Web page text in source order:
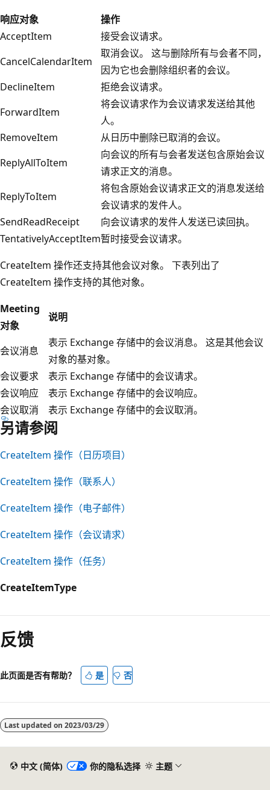
响应对象
操作
AcceptItem
接受会议请求。
CancelCalendarItem
取消会议。 这与删除所有与会者不同，
因为它也会删除组织者的会议。
DeclineItem
拒绝会议请求。
ForwardItem
将会议请求作为会议请求发送给其他
人。
RemoveItem
从日历中删除已取消的会议。
ReplyAllToItem
向会议的所有与会者发送包含原始会议
请求正文的消息。
ReplyToItem
将包含原始会议请求正文的消息发送给
会议请求的发件人。
SendReadReceipt
向会议请求的发件人发送已读回执。
TentativelyAcceptItem暂时接受会议请求。
CreateItem 操作还支持其他会议对象。 下表列出了
CreateItem 操作支持的其他对象。
Meeting
对象
说明
会议消息
表示 Exchange 存储中的会议消息。 这是其他会议
对象的基对象。
会议要求
表示 Exchange 存储中的会议请求。
会议响应
表示 Exchange 存储中的会议响应。
会议取消
表示 Exchange 存储中的会议取消。
另请参阅
CreateItem 操作（日历项目）
CreateItem 操作（联系人）
CreateItem 操作（电子邮件）
CreateItem 操作（会议请求）
CreateItem 操作（任务）
CreateItemType
读
模
已
用
反馈
此页面是否有帮助？ 是 否
Last updated on 2023/03/29
中文 (简体) 你的隐私选择 主题